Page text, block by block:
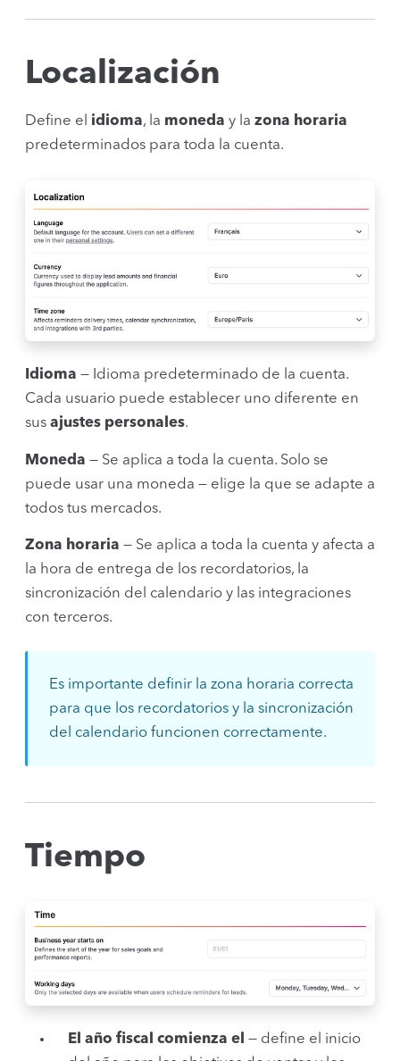
Localización
Define el idioma, la moneda y la zona horaria
predeterminados para toda la cuenta.
Idioma — Idioma predeterminado de la cuenta.
Cada usuario puede establecer uno diferente en
sus ajustes personales.
Moneda — Se aplica a toda la cuenta. Solo se
puede usar una moneda — elige la que se adapte a
todos tus mercados.
Zona horaria — Se aplica a toda la cuenta y afecta a
la hora de entrega de los recordatorios, la
sincronización del calendario y las integraciones
con terceros.
Es importante definir la zona horaria correcta
para que los recordatorios y la sincronización
del calendario funcionen correctamente.
Tiempo
El año fiscal comienza el — define el inicio